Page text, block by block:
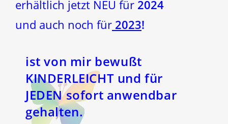
erhältlich jetzt NEU für 2024
und auch noch für 2023!
ist von mir bewußt
KINDERLEICHT und für
JEDEN sofort anwendbar
gehalten.